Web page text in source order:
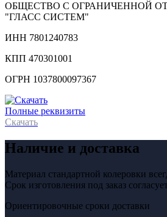
ОБЩЕСТВО С ОГРАНИЧЕННОЙ
"ГЛАСС СИСТЕМ"
ИНН 7801240783
КПП 470301001
ОГРН 1037800097367
Полные реквизиты
Скачать
Наличие и доставка
Материал стандартной колеровки
Срок изготовления под заказ
Ориентировочные сроки доставки